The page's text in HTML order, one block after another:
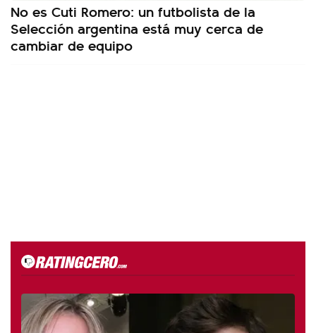
No es Cuti Romero: un futbolista de la
Selección argentina está muy cerca de
cambiar de equipo